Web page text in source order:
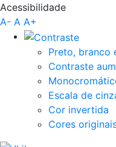
Pular para o Conteúdo
Acessibilidade
A- A A+
Preto, branco
Contraste
Escala de
Cor invertida
Cores